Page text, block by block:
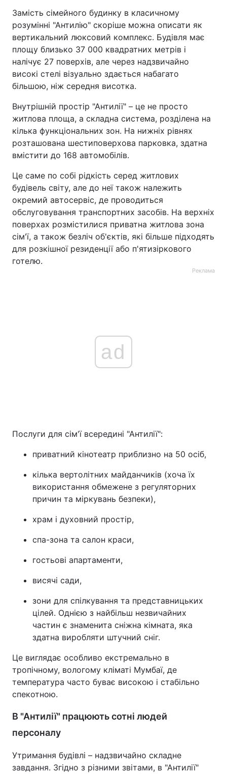
Замість сімейного будинку в класичному
розумінні "Антилію" скоріше можна описати як
вертикальний люксовий комплекс. Будівля має
площу близько 37 000 квадратних метрів і
налічує 27 поверхів, але через надзвичайно
високі стелі візуально здається набагато
більшою, ніж середня висотка.
Внутрішній простір "Антилії" – це не просто
житлова площа, а складна система, розділена на
кілька функціональних зон. На нижніх рівнях
розташована шестиповерхова парковка, здатна
вмістити до 168 автомобілів.
Це саме по собі рідкість серед житлових
будівель світу, але до неї також належить
окремий автосервіс, де проводиться
обслуговування транспортних засобів. На верхніх
поверхах розмістилися приватна житлова зона
сім'ї, а також безліч об'єктів, які більше підходять
для розкішної резиденції або п'ятизіркового
готелю.
Реклама
ad
Послуги для сім'ї всередині "Антилії":
приватний кінотеатр приблизно на 50 осіб,
кілька вертолітних майданчиків (хоча їх
використання обмежене з регуляторних
причин та міркувань безпеки),
храм і духовний простір,
спа-зона та салон краси,
гостьові апартаменти,
висячі сади,
зони для спілкування та представницьких
цілей. Однією з найбільш незвичайних
частин є знаменита сніжна кімната, яка
здатна виробляти штучний сніг.
Це виглядає особливо екстремально в
тропічному, вологому кліматі Мумбаї, де
температура часто буває високою і стабільно
спекотною.
В "Антилії" працюють сотні людей
персоналу
Утримання будівлі – надзвичайно складне
завдання. Згідно з різними звітами, в "Антилії"